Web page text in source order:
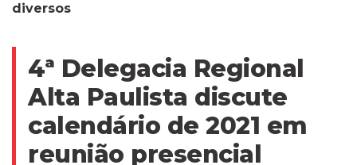
diversos
4ª Delegacia Regional
Alta Paulista discute
calendário de 2021 em
reunião presencial